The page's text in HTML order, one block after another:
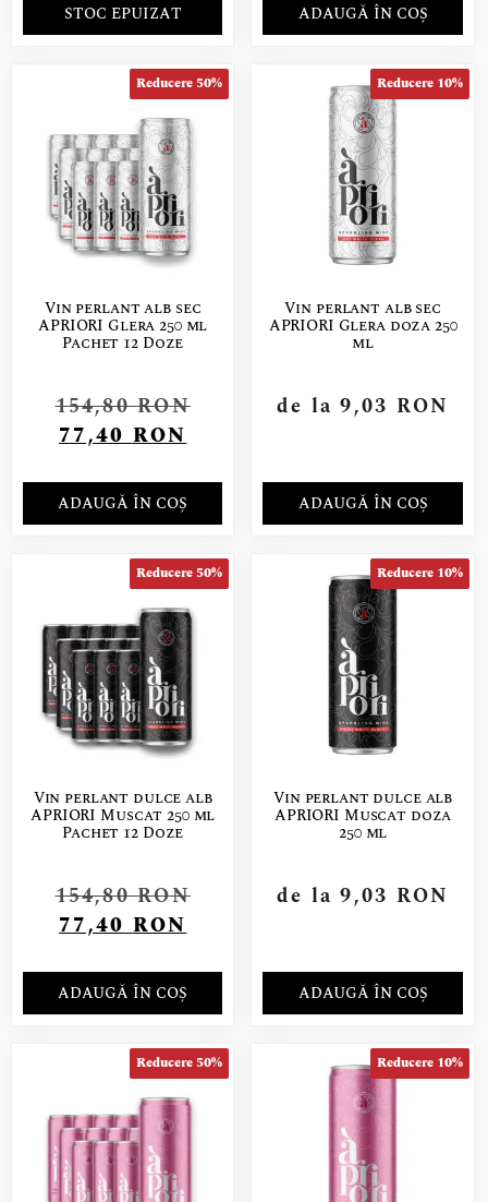
STOC EPUIZAT ADAUGĂ ÎN COȘ
Reducere 50%
Vin perlant alb sec
APRIORI Glera 250 ml
Pachet 12 Doze
154,80RON
77,40RON
ADAUGĂ ÎN COȘ
Reducere 10%
Vin perlant alb sec
APRIORI Glera doza 250
ml
de la9,03 RON
ADAUGĂ ÎN COȘ
Reducere 50%
Vin perlant dulce alb
APRIORI Muscat 250 ml
Pachet 12 Doze
154,80RON
77,40RON
ADAUGĂ ÎN COȘ
Reducere 10%
Vin perlant dulce alb
APRIORI Muscat doza
250 ml
de la9,03 RON
ADAUGĂ ÎN COȘ
Reducere 50% Reducere 10%